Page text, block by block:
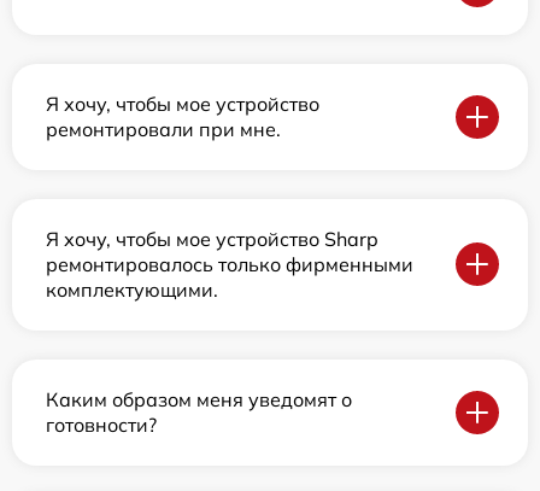
Я хочу, чтобы мое устройство
ремонтировали при мне.
Я хочу, чтобы мое устройство Sharp
ремонтировалось только фирменными
комплектующими.
Каким образом меня уведомят о
готовности?